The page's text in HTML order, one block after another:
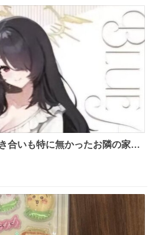
の会社のことしか教えてくれな
合いも特に無かったお隣の家に
事があるからと半ば強制的に預
らたまに見かけるけどロクに会
にこの光景が待ってた時の少年